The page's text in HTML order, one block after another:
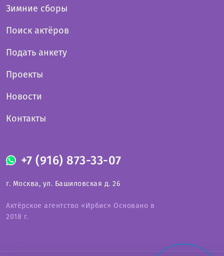
+7 (916) 873-33-07
г. Москва, ул. Башиловская д. 26
Актёрское агентство «Ирбис» Основано в
2018 г.
Зимние сборы
Поиск актёров
Подать анкету
Проекты
Новости
Контакты